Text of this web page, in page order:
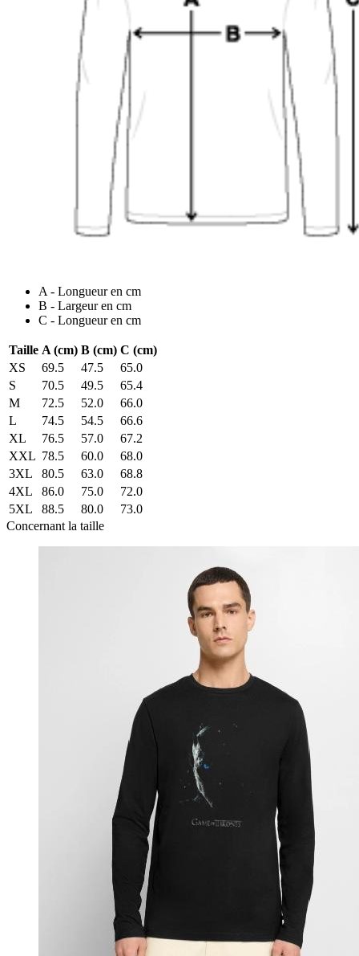
A - Longueur en cm
B - Largeur en cm
C - Longueur en cm
Taille A (cm) B (cm) C (cm)
XS
69.5 47.5
65.0
S
70.5 49.5
65.4
M
72.5 52.0
66.0
L
74.5 54.5
66.6
XL
76.5 57.0
67.2
XXL 78.5 60.0
68.0
3XL
80.5 63.0
68.8
4XL
86.0 75.0
72.0
5XL
88.5 80.0
73.0
Concernant la taille